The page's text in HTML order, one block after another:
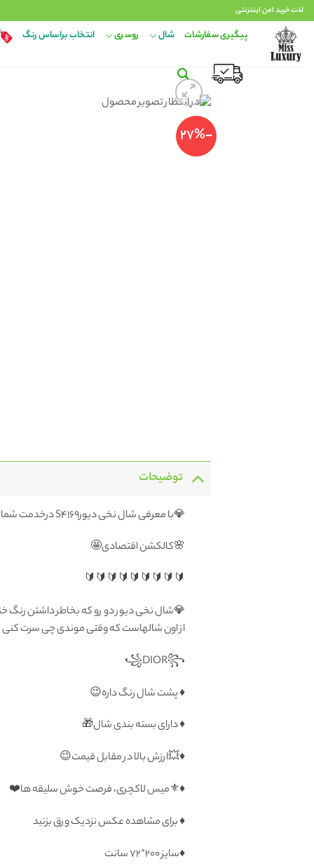
Skip
to
content
لذت خرید امن اینترنتی
پیگیری سفارشات شال روسری انتخاب براساس رنگ
-27%
توضیحات
💎با معرفی شال نخی دیورS4169 درخدمت شما هستیم
🌸کالکشن اقتصادی🤩
🔰🔰🔰🔰🔰🔰🔰🔰🔰
💎شال نخی دیور دو رو که بخاطر داشتن رنگ
از اون شالهاست که وقتی موندی چی سرت
♦️ پشت شال رنگ داره😉
♦️ دارای بسته بندی شال🎁
♦️💥ارزش بالا در مقابل قیمت😉
♦️⚜️میس لاکچری، فرصت خوش سلیقه ها❤️
♦️ برای مشاهده عکس نزدیک ورق بزنید
♦️سايز ۲۰۰*۷۲ سانت